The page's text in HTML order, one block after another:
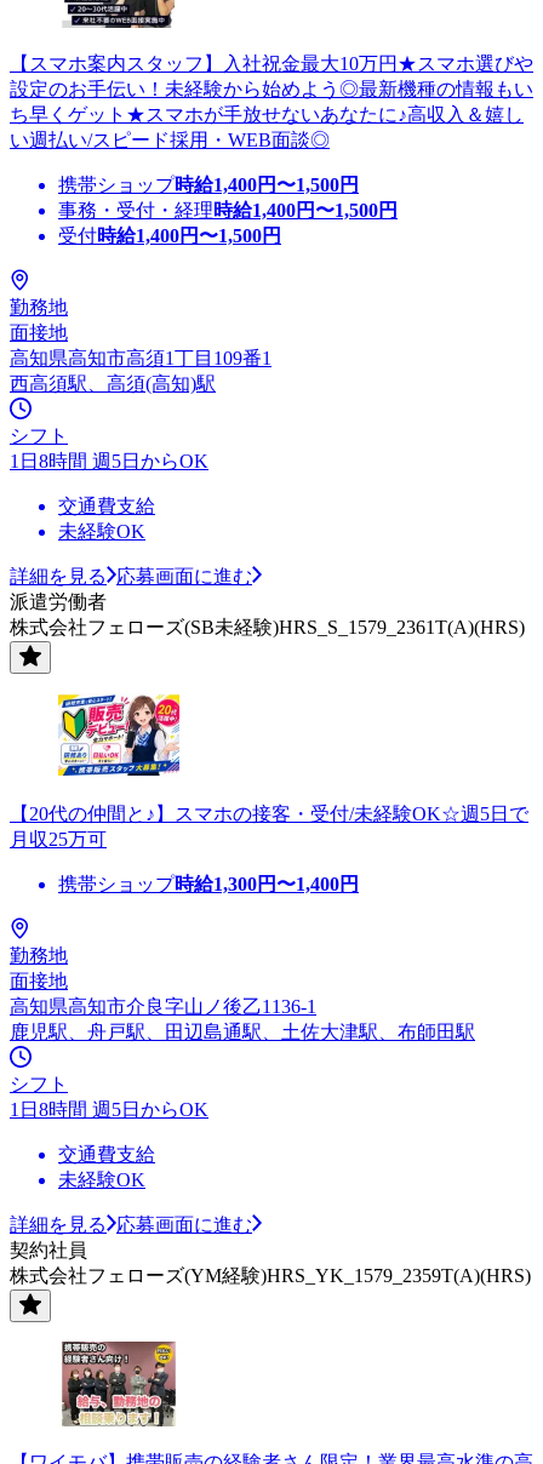
【スマホ案内スタッフ】入社祝金最大10万円★スマホ選びや
設定のお手伝い！未経験から始めよう◎最新機種の情報もい
ち早くゲット★スマホが手放せないあなたに♪高収入＆嬉し
い週払い/スピード採用・WEB面談◎
携帯ショップ時給1,400円〜1,500円
事務・受付・経理時給1,400円〜1,500円
受付時給1,400円〜1,500円
勤務地
面接地
高知県高知市高須1丁目109番1
西高須駅、高須(高知)駅
シフト
1日8時間 週5日からOK
交通費支給
未経験OK
詳細を見る
応募画面に進む
派遣労働者
株式会社フェローズ(SB未経験)HRS_S_1579_2361T(A)(HRS)
【20代の仲間と♪】スマホの接客・受付/未経験OK☆週5日で
月収25万可
携帯ショップ時給1,300円〜1,400円
勤務地
面接地
高知県高知市介良字山ノ後乙1136-1
鹿児駅、舟戸駅、田辺島通駅、土佐大津駅、布師田駅
シフト
1日8時間 週5日からOK
交通費支給
未経験OK
詳細を見る
応募画面に進む
契約社員
株式会社フェローズ(YM経験)HRS_YK_1579_2359T(A)(HRS)